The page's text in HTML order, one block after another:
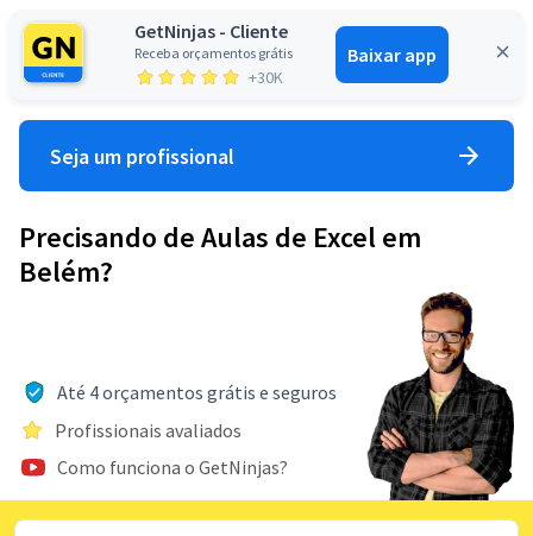
GetNinjas - Cliente
Receba orçamentos grátis
+30K
Baixar app
Entrar
Seja um profissional
Precisando de Aulas de Excel em
Belém?
Até 4 orçamentos grátis e seguros
Profissionais avaliados
Como funciona o GetNinjas?